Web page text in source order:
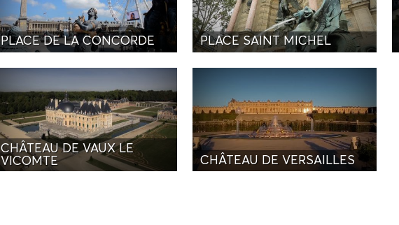
PLACE DE LA CONCORDE PLACE SAINT MICHEL
CHÂTEAU DE VAUX LE
VICOMTE
CHÂTEAU DE VERSAILLES